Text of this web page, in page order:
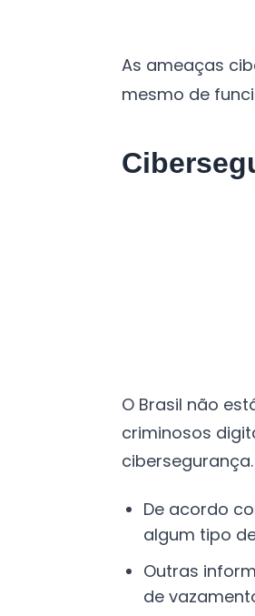
As ameaças
mesmo de
O Brasil não
criminosos
De acordo
algum tipo
Outras
de